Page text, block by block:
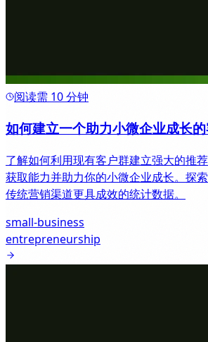
阅读需 10 分钟
如何建立一个助力小微企业成长
了解如何利用现有客户群建立强大的推
获取能力并助力你的小微企业成长。探
传统营销渠道更具成效的统计数据。
small-business
entrepreneurship